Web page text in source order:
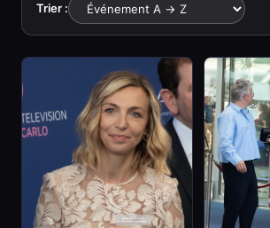
Trier :